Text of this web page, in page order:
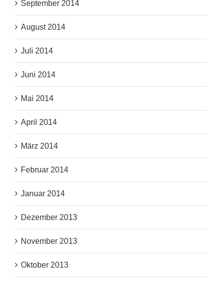
September 2014
August 2014
Juli 2014
Juni 2014
Mai 2014
April 2014
März 2014
Februar 2014
Januar 2014
Dezember 2013
November 2013
Oktober 2013